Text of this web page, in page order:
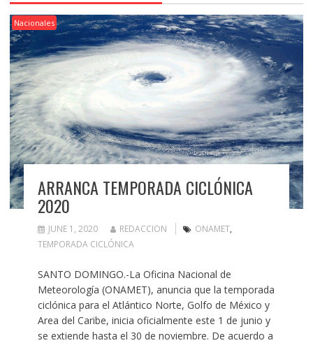
Nacionales
ARRANCA TEMPORADA CICLÓNICA
2020
JUNE 1, 2020 REDACCION ONAMET,
TEMPORADA CICLÓNICA
SANTO DOMINGO.-La Oficina Nacional de
Meteorología (ONAMET), anuncia que la temporada
ciclónica para el Atlántico Norte, Golfo de México y
Area del Caribe, inicia oficialmente este 1 de junio y
se extiende hasta el 30 de noviembre. De acuerdo a